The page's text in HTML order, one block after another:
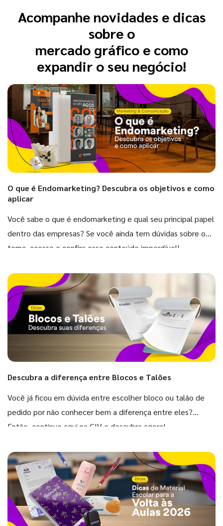
Acompanhe novidades e dicas
sobre o
mercado gráfico e como
expandir o seu negócio!
O que é Endomarketing? Descubra os objetivos e como
aplicar
Você sabe o que é endomarketing e qual seu principal papel
dentro das empresas? Se você ainda tem dúvidas sobre o
tema, acesse e confira esse conteúdo imperdível!
Descubra a diferença entre Blocos e Talões
Você já ficou em dúvida entre escolher bloco ou talão de
pedido por não conhecer bem a diferença entre eles?
Então, continue aqui na GIV e descubra agora!